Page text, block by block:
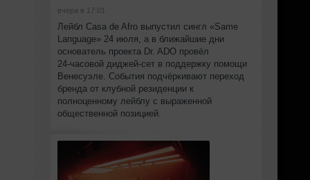
вчера в 17:01
Лейбл Casa de Afro выпустил сингл «Same
Language» 24 июля, а в ближайшие дни
основатель проекта Dr. ADO провёл
24‑часовой диджей‑сет в поддержку помощи
Венесуэле. События подчёркивают переход
бренда от клубной резиденции к
полноценному лейблу с выраженной
общественной позицией.